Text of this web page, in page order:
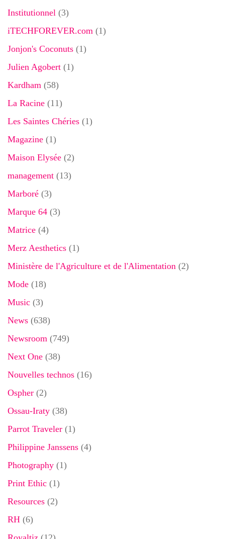
Institutionnel (3)
iTECHFOREVER.com (1)
Jonjon's Coconuts (1)
Julien Agobert (1)
Kardham (58)
La Racine (11)
Les Saintes Chéries (1)
Magazine (1)
Maison Elysée (2)
management (13)
Marboré (3)
Marque 64 (3)
Matrice (4)
Merz Aesthetics (1)
Ministère de l'Agriculture et de l'Alimentation (2)
Mode (18)
Music (3)
News (638)
Newsroom (749)
Next One (38)
Nouvelles technos (16)
Ospher (2)
Ossau-Iraty (38)
Parrot Traveler (1)
Philippine Janssens (4)
Photography (1)
Print Ethic (1)
Resources (2)
RH (6)